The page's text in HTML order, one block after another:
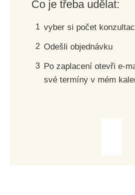
Co je třeba udělat:
1 vyber si počet
2 Odešli objednávku
3 Po zaplacení otevři e-
své termíny v mém